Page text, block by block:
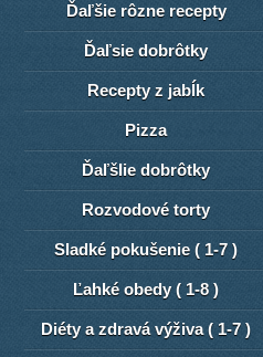
Ďaľšie rôzne recepty
Ďaľsie dobrôtky
Recepty z jabĺk
Pizza
ĎaľšIie dobrôtky
Rozvodové torty
Sladké pokušenie ( 1-7 )
Ľahké obedy ( 1-8 )
Diéty a zdravá výživa ( 1-7 )